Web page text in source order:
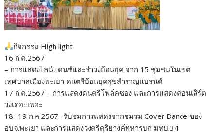
กิจกรรม​ High light
16 ก.ค.2567
– การแสดงไลน์แดนซ์และรำวงย้อนยุค จาก 15 ชุมชนในเขต
เทศบาลเมืองพะเยา ดนตรีย้อนยุคสุขสำราญแบรนด์
17 ก.ค.2567 – การแสดงดนตรีโฟล์คซอง และการแสดงคอนเสิร์ต
วงเดอะเพอะ
18 -19 ก.ค.2567 -รับชมการแสดงจากชมรม Cover Dance ของ
อบจ.พะเยา และการแสดงวงตรีดุริยางค์ทหารบก มทบ.34